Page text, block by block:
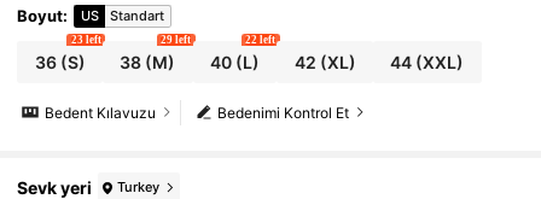
Boyut: US Standart
36(S)
23 left
38 (M)
29 left
40(L)
22 left
42 (XL) 44 (XXL)
Bedenimi Kontrol Et
Bedent Kılavuzu
Sevk yeri Turkey